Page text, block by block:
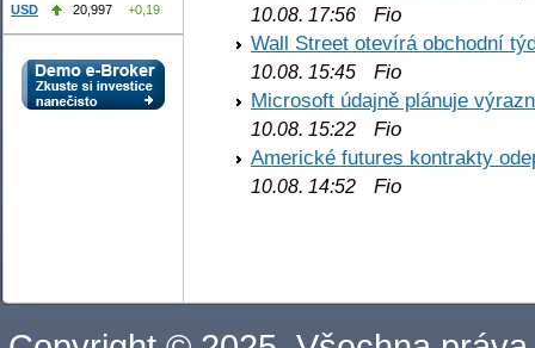
10.08. 17:56 Fio
Wall Street otevírá obchodní
10.08. 15:45 Fio
Microsoft údajně plánuje
10.08. 15:22 Fio
Americké futures kontrakty
10.08. 14:52 Fio
USD
20,997 +0,19